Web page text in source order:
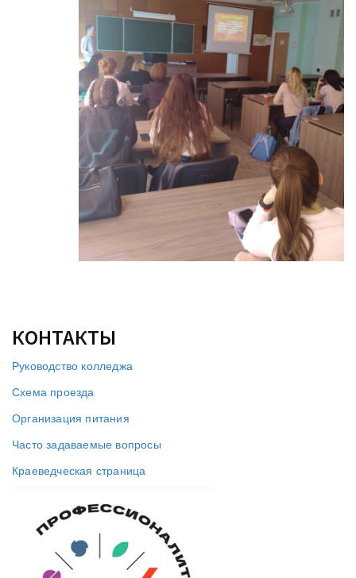
КОНТАКТЫ
Руководство колледжа
Схема проезда
Организация питания
Часто задаваемые вопросы
Краеведческая страница